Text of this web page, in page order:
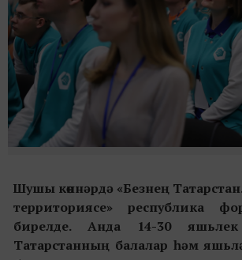
Шушы көннәрдә «Безнең
территориясе» республика
бирелде. Анда 14-30 яшьлек
Татарстанның балалар һәм